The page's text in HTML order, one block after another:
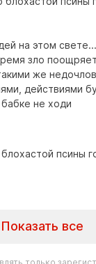
на этом свете...
зло
же
действиями
не ходи
псины
все